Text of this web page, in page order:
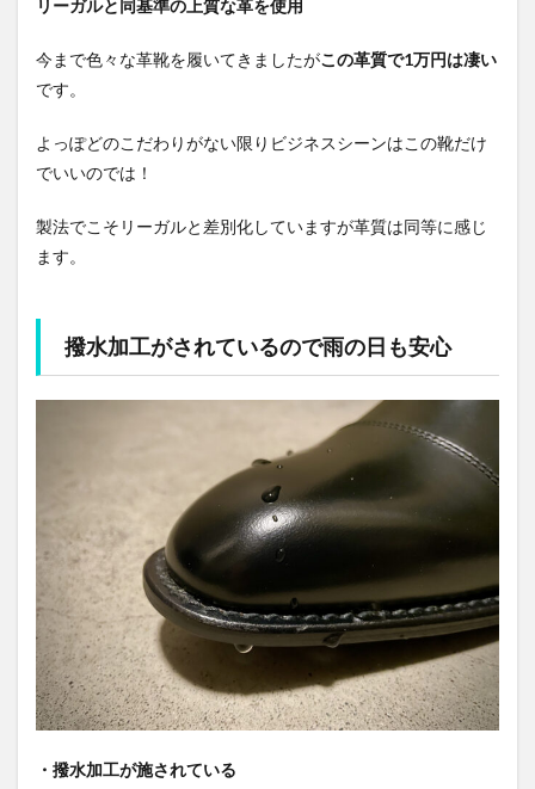
リーガルと同基準の上質な革を使用
今まで色々な革靴を履いてきましたがこの革質で1万円は凄い
です。
よっぽどのこだわりがない限りビジネスシーンはこの靴だけ
でいいのでは！
製法でこそリーガルと差別化していますが革質は同等に感じ
ます。
撥水加工がされているので雨の日も安心
・撥水加工が施されている